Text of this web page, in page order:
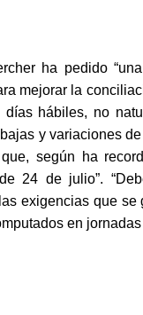
ha pedido
mejorar la
días hábiles, no
y variaciones
que, según ha
24 de julio”.
exigencias que
en